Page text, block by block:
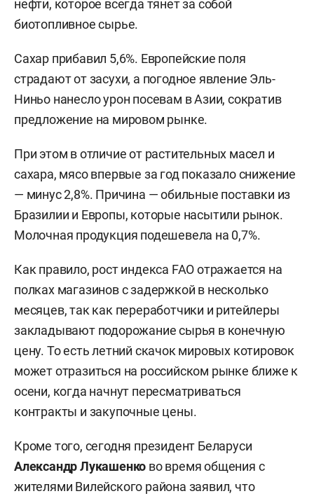
нефти, которое всегда тянет за собой
биотопливное сырье.
Сахар прибавил 5,6%. Европейские поля
страдают от засухи, а погодное явление Эль-
Ниньо нанесло урон посевам в Азии, сократив
предложение на мировом рынке.
При этом в отличие от растительных масел и
сахара, мясо впервые за год показало снижение
— минус 2,8%. Причина — обильные поставки из
Бразилии и Европы, которые насытили рынок.
Молочная продукция подешевела на 0,7%.
Как правило, рост индекса FAO отражается на
полках магазинов с задержкой в несколько
месяцев, так как переработчики и ритейлеры
закладывают подорожание сырья в конечную
цену. То есть летний скачок мировых котировок
может отразиться на российском рынке ближе к
осени, когда начнут пересматриваться
контракты и закупочные цены.
Кроме того, сегодня президент Беларуси
Александр Лукашенко во время общения с
жителями Вилейского района заявил, что